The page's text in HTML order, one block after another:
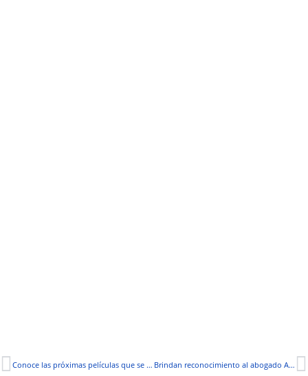
Conoce las próximas películas que se grabarán en nuestro país Brindan reconocimiento al abogado Adler Oliva